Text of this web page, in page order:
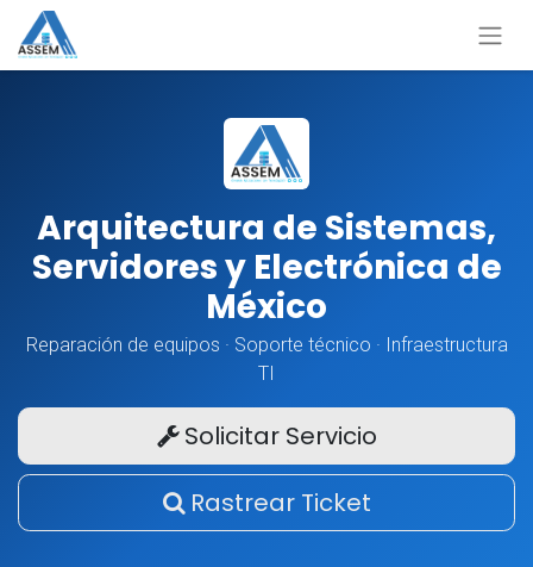
Arquitectura de Sistemas,
Servidores y Electrónica de
México
Reparación de equipos · Soporte técnico · Infraestructura
TI
Solicitar Servicio
Rastrear Ticket